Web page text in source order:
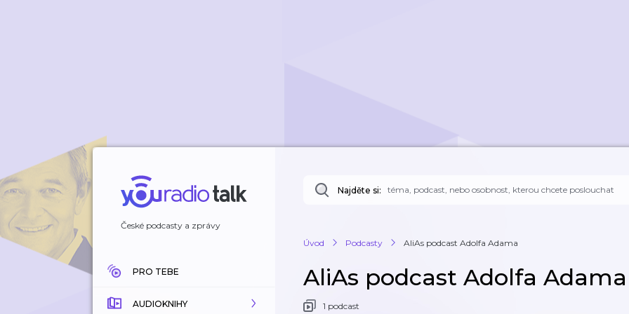
České podcasty a zprávy
PRO TEBE
AUDIOKNIHY
Najděte si:
Úvod Podcasty AliAs podcast Adolfa Adama
AliAs podcast Adolfa
1 podcast